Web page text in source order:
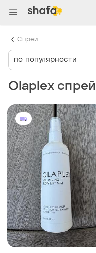
Olaplex спрей
по популярности
Спреи